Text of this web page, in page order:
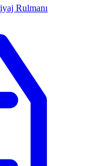
Rulmanı